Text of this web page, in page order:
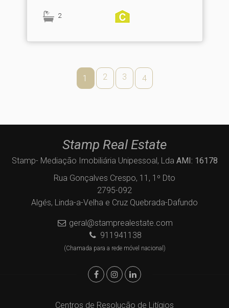
2
1 2 3 4
Stamp Real Estate
Stamp- Mediação Imobiliária Unipessoal, Lda AMI: 16178
Rua Gonçalves Crespo, 11, 1º Dto
2795-092
Algés, Linda-a-Velha e Cruz Quebrada-Dafundo
geral@stamprealestate.com
911941138
(Chamada para a rede móvel nacional)
Centros de Resolução de Litígios